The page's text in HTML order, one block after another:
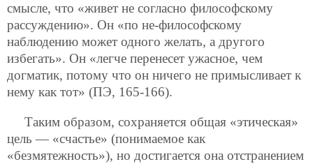
смысле, что «живет не согласно философскому
рассуждению». Он «по не-философскому
наблюдению может одного желать, а другого
избегать». Он «легче перенесет ужасное, чем
догматик, потому что он ничего не примысливает к
нему как тот» (ПЭ, 165-166).
Таким образом, сохраняется общая «этическая»
цель — «счастье» (понимаемое как
«безмятежность»), но достигается она отстранением